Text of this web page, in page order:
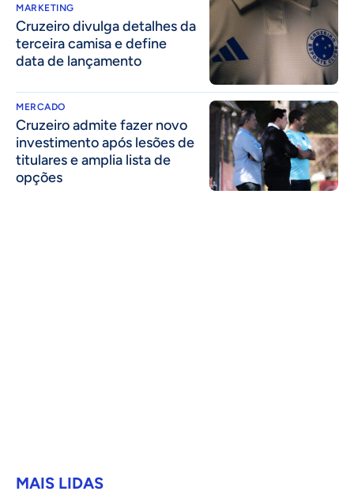
MARKETING
Cruzeiro divulga detalhes da
terceira camisa e define
data de lançamento
MERCADO
Cruzeiro admite fazer novo
investimento após lesões de
titulares e amplia lista de
opções
MAIS LIDAS